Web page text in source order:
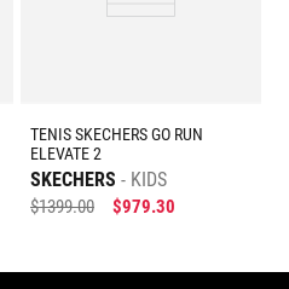
TENIS SKECHERS GO RUN
ELEVATE 2
SKECHERS KIDS
$1399.00 $979.30